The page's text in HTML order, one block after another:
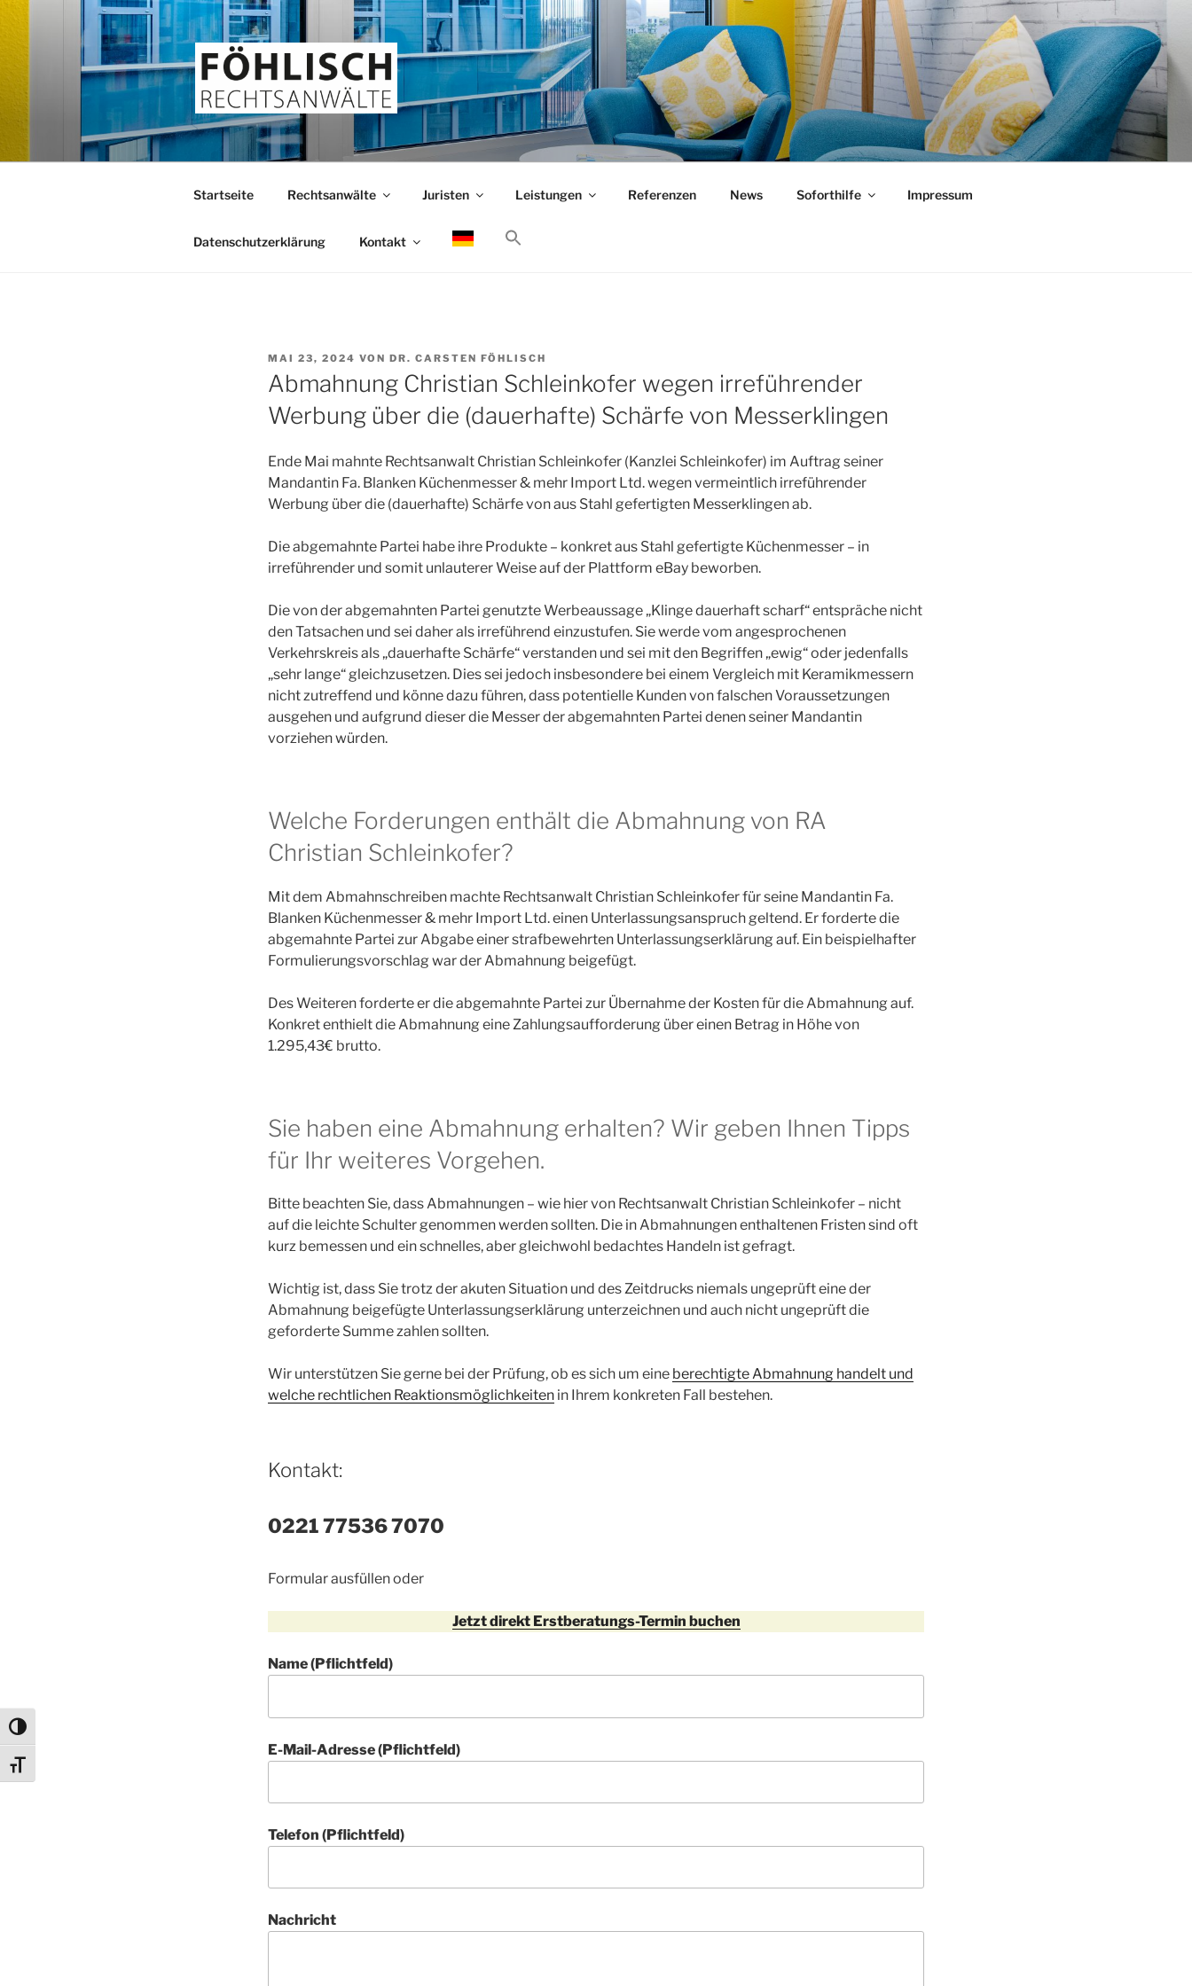
Umschalten auf hohe Kontraste
Schrift vergrößern
Inhalt
FÖHLISCH
Rechtsanwälte
Startseite Rechtsanwälte Juristen Leistungen Referenzen News Soforthilfe Impressum
Datenschutzerklärung Kontakt
VERÖFFENTLICHT
AM
MAI 23, 2024 VON DR. CARSTEN FÖHLISCH
Abmahnung Christian Schleinkofer wegen irreführender
Werbung über die (dauerhafte) Schärfe von Messerklingen
Ende Mai mahnte Rechtsanwalt Christian Schleinkofer (Kanzlei Schleinkofer) im Auftrag seiner
Mandantin Fa. Blanken Küchenmesser & mehr Import Ltd. wegen vermeintlich irreführender
Werbung über die (dauerhafte) Schärfe von aus Stahl gefertigten Messerklingen ab.
Die abgemahnte Partei habe ihre Produkte – konkret aus Stahl gefertigte Küchenmesser – in
irreführender und somit unlauterer Weise auf der Plattform eBay beworben.
Die von der abgemahnten Partei genutzte Werbeaussage „Klinge dauerhaft scharf“ entspräche nicht
den Tatsachen und sei daher als irreführend einzustufen. Sie werde vom angesprochenen
Verkehrskreis als „dauerhafte Schärfe“ verstanden und sei mit den Begriffen „ewig“ oder jedenfalls
„sehr lange“ gleichzusetzen. Dies sei jedoch insbesondere bei einem Vergleich mit Keramikmessern
nicht zutreffend und könne dazu führen, dass potentielle Kunden von falschen Voraussetzungen
ausgehen und aufgrund dieser die Messer der abgemahnten Partei denen seiner Mandantin
vorziehen würden.
Welche Forderungen enthält die Abmahnung von RA
Christian Schleinkofer?
Mit dem Abmahnschreiben machte Rechtsanwalt Christian Schleinkofer für seine Mandantin Fa.
Blanken Küchenmesser & mehr Import Ltd. einen Unterlassungsanspruch geltend. Er forderte die
abgemahnte Partei zur Abgabe einer strafbewehrten Unterlassungserklärung auf. Ein beispielhafter
Formulierungsvorschlag war der Abmahnung beigefügt.
Des Weiteren forderte er die abgemahnte Partei zur Übernahme der Kosten für die Abmahnung auf.
Konkret enthielt die Abmahnung eine Zahlungsaufforderung über einen Betrag in Höhe von
1.295,43€ brutto.
Sie haben eine Abmahnung erhalten? Wir geben Ihnen Tipps
für Ihr weiteres Vorgehen.
Bitte beachten Sie, dass Abmahnungen – wie hier von Rechtsanwalt Christian Schleinkofer – nicht
auf die leichte Schulter genommen werden sollten. Die in Abmahnungen enthaltenen Fristen sind oft
kurz bemessen und ein schnelles, aber gleichwohl bedachtes Handeln ist gefragt.
Wichtig ist, dass Sie trotz der akuten Situation und des Zeitdrucks niemals ungeprüft eine der
Abmahnung beigefügte Unterlassungserklärung unterzeichnen und auch nicht ungeprüft die
geforderte Summe zahlen sollten.
Wir unterstützen Sie gerne bei der Prüfung, ob es sich um eine berechtigte Abmahnung handelt und
welche rechtlichen Reaktionsmöglichkeiten in Ihrem konkreten Fall bestehen.
Kontakt:
0221 77536 7070
Formular ausfüllen oder
Jetzt direkt Erstberatungs-Termin buchen
Name (Pflichtfeld)
E-Mail-Adresse (Pflichtfeld)
Telefon (Pflichtfeld)
Nachricht